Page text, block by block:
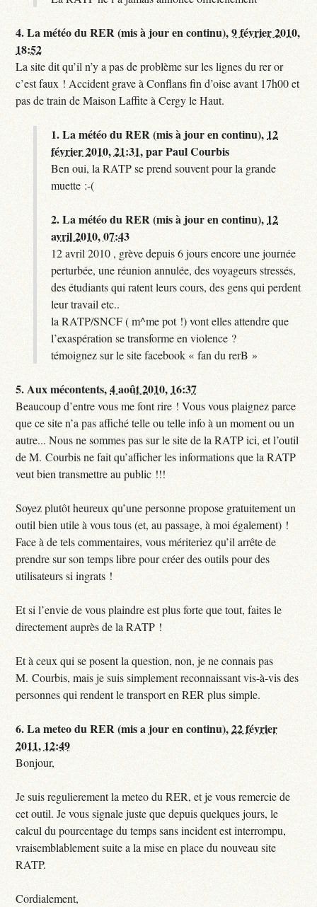
4.La météo du RER (mis à jour en continu),9 février 2010,
18:52
La site dit qu’il n’y a pas de problème sur les lignes du rer or
c’est faux ! Accident grave à Conflans fin d’oise avant 17h00 et
pas de train de Maison Laffite à Cergy le Haut.
1.La météo du RER (mis à jour en continu), 12
février 2010, 21:31,parPaul Courbis
Ben oui, la RATP se prend souvent pour la grande
muette :-(
2.La météo du RER (mis à jour en continu), 12
avril 2010, 07:43
12 avril 2010 , grève depuis 6 jours encore une journée
perturbée, une réunion annulée, des voyageurs stressés,
des étudiants qui ratent leurs cours, des gens qui perdent
leur travail etc..
la RATP/SNCF ( m^me pot !) vont elles attendre que
l’exaspération se transforme en violence ?
témoignez sur le site facebook « fan du rerB »
5.Aux mécontents,4 août 2010, 16:37
Beaucoup d’entre vous me font rire ! Vous vous plaignez parce
que ce site n’a pas affiché telle ou telle info à un moment ou un
autre... Nous ne sommes pas sur le site de la RATP ici, et l’outil
de M. Courbis ne fait qu’afficher les informations que la RATP
veut bien transmettre au public !!!
Soyez plutôt heureux qu’une personne propose gratuitement un
outil bien utile à vous tous (et, au passage, à moi également) !
Face à de tels commentaires, vous mériteriez qu’il arrête de
prendre sur son temps libre pour créer des outils pour des
utilisateurs si ingrats !
Et si l’envie de vous plaindre est plus forte que tout, faites le
directement auprès de la RATP !
Et à ceux qui se posent la question, non, je ne connais pas
M. Courbis, mais je suis simplement reconnaissant vis-à-vis des
personnes qui rendent le transport en RER plus simple.
6.La meteo du RER (mis a jour en continu),22 février
2011, 12:49
Bonjour,
Je suis regulierement la meteo du RER, et je vous remercie de
cet outil. Je vous signale juste que depuis quelques jours, le
calcul du pourcentage du temps sans incident est interrompu,
vraisemblablement suite a la mise en place du nouveau site
RATP.
Cordialement,